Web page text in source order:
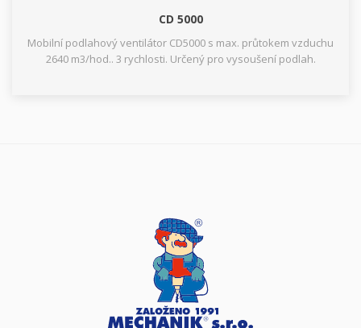
CD 5000
Mobilní podlahový ventilátor CD5000 s max. průtokem vzduchu
2640 m3/hod.. 3 rychlosti. Určený pro vysoušení podlah.